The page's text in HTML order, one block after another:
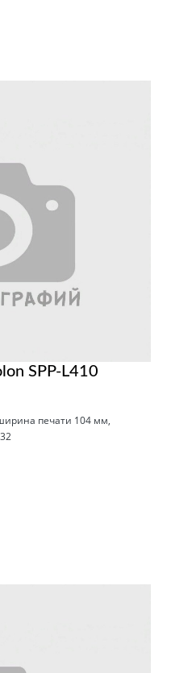
SPP-L410
печати 104 мм,